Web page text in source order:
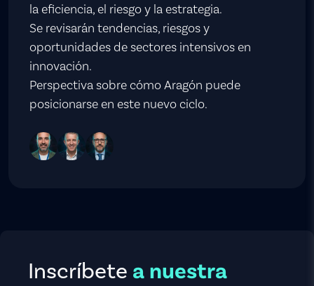
la eficiencia, el riesgo y la estrategia.
Se revisarán tendencias, riesgos y
oportunidades de sectores intensivos en
innovación.
Perspectiva sobre cómo Aragón puede
posicionarse en este nuevo ciclo.
Inscríbete a nuestra